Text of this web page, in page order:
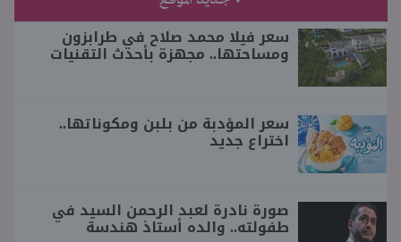
سعر فيلا محمد صلاح في طرابزون
ومساحتها.. مجهزة بأحدث التقنيات
سعر المؤدبة من بلبن ومكوناتها..
اختراع جديد
صورة نادرة لعبد الرحمن السيد في
طفولته.. والده أستاذ هندسة